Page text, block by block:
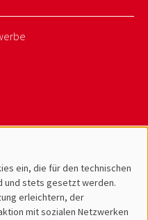
ein, die für den technischen
und stets gesetzt werden.
erleichtern, der
mit sozialen Netzwerken